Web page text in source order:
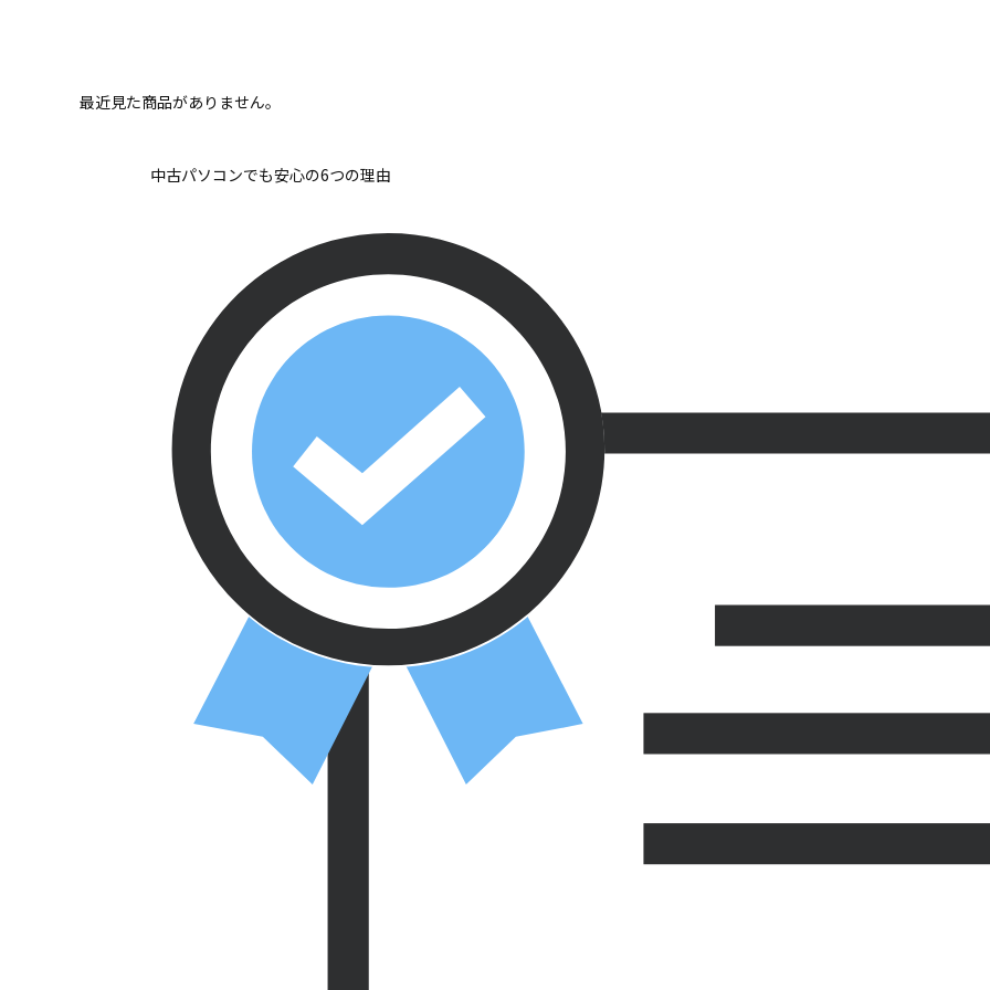
最近見た商品がありません。
中古パソコンでも安心の6つの理由